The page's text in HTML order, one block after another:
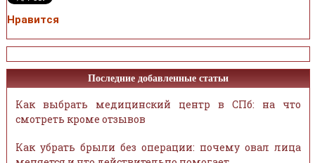
Нравится
Последние добавленные статьи
Как выбрать медицинский центр в СПб: на что
смотреть кроме отзывов
Как убрать брыли без операции: почему овал лица